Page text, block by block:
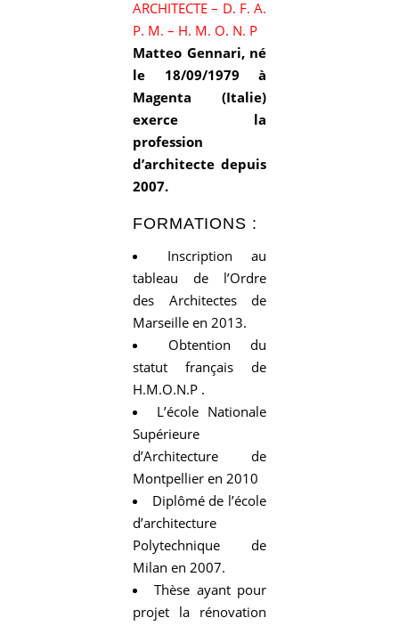
ARCHITECTE – D. F. A.
P. M. – H. M. O. N. P
Matteo Gennari, né
le 18/09/1979 à
Magenta (Italie)
exerce la
profession
d’architecte depuis
2007.
FORMATIONS :
Inscription au
tableau de l’Ordre
des Architectes de
Marseille en 2013.
Obtention du
statut français de
H.M.O.N.P .
L’école Nationale
Supérieure
d’Architecture de
Montpellier en 2010
Diplômé de l’école
d’architecture
Polytechnique de
Milan en 2007.
Thèse ayant pour
projet la rénovation